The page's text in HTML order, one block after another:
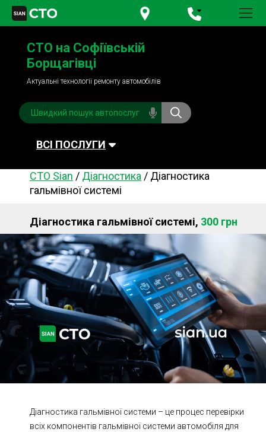
+380 95781-84-84
+380 98791-84-84
СТО на Софіївській
Борщагівці
Актуальні технології ремонту автомобілів
ВСІ ПОСЛУГИ
Автомийка Планове ТО
Акумулятори
Обслуговування
кондиціонера
Система охолодження
Діагностика
Ходова частина Зчеплення
ГРМ Шиномонтаж
Запчастини Двигун
Гальмівна система Заміна Ременей
СТО Sian / Діагностика / Діагностика
гальмівної системі
Діагностика гальмівної системі, 300 грн
Діагностика гальмівної системи – це процес перевірки
всіх компонентів гальмівної системи автомобіля для